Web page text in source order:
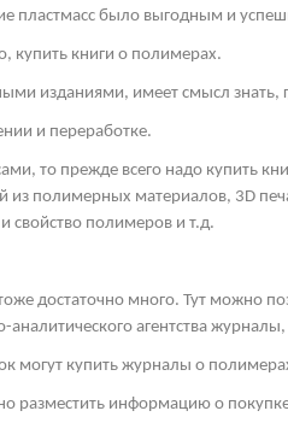
пластмасс было выгодным и
купить книги о полимерах.
изданиями, имеет смысл знать,
и переработке.
то прежде всего надо купить
из полимерных материалов, 3D
свойство полимеров и т.д.
достаточно много. Тут можно
агентства
купить журналы о
разместить информацию о